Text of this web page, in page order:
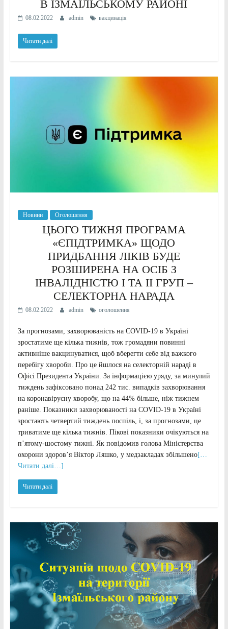
В ІЗМАЇЛЬСЬКОМУ РАЙОНІ
08.02.2022 admin вакцинація
Читати далі
Новини Оголошення
ЦЬОГО ТИЖНЯ ПРОГРАМА
«ЄПІДТРИМКА» ЩОДО
ПРИДБАННЯ ЛІКІВ БУДЕ
РОЗШИРЕНА НА ОСІБ З
ІНВАЛІДНІСТЮ I ТА ІІ ГРУП –
СЕЛЕКТОРНА НАРАДА
08.02.2022 admin оголошення
За прогнозами, захворюваність на COVID-19 в Україні
зростатиме ще кілька тижнів, тож громадяни повинні
активніше вакцинуватися, щоб вберегти себе від важкого
перебігу хвороби. Про це йшлося на селекторній нараді в
Офісі Президента України. За інформацією уряду, за минулий
тиждень зафіксовано понад 242 тис. випадків захворювання
на коронавірусну хворобу, що на 44% більше, ніж тижнем
раніше. Показники захворюваності на COVID-19 в Україні
зростають четвертий тиждень поспіль, і, за прогнозами, це
триватиме ще кілька тижнів. Пікові показники очікуються на
п’ятому-шостому тижні. Як повідомив голова Міністерства
охорони здоров’я Віктор Ляшко, у медзакладах збільшено[…
Читати далі…]
Читати далі